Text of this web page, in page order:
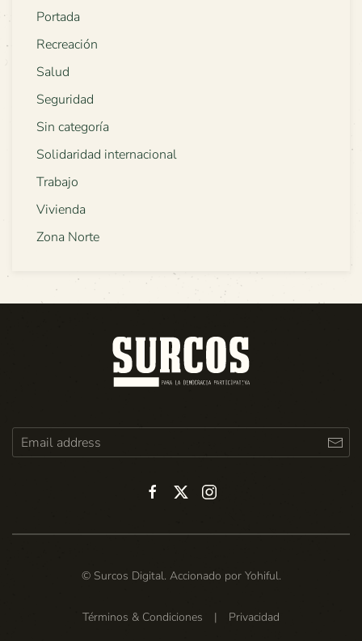
Portada
Recreación
Salud
Seguridad
Sin categoría
Solidaridad internacional
Trabajo
Vivienda
Zona Norte
© Surcos Digital. Accionado por Yohiful.
Términos & Condiciones | Privacidad